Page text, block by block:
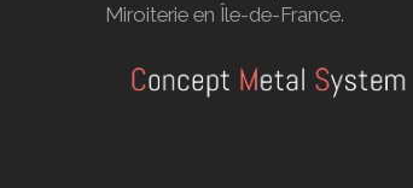
Miroiterie en Île-de-France.